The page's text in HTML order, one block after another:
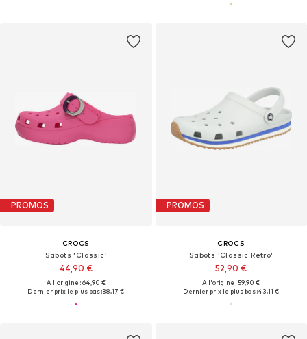
PROMOS
CROCS
Sabots 'Classic'
44,90 €
À l'origine : 64,90 €
Dernier prix le plus bas :38,17 €
PROMOS
CROCS
Sabots 'Classic Retro'
52,90 €
À l'origine : 59,90 €
Dernier prix le plus bas :43,11 €